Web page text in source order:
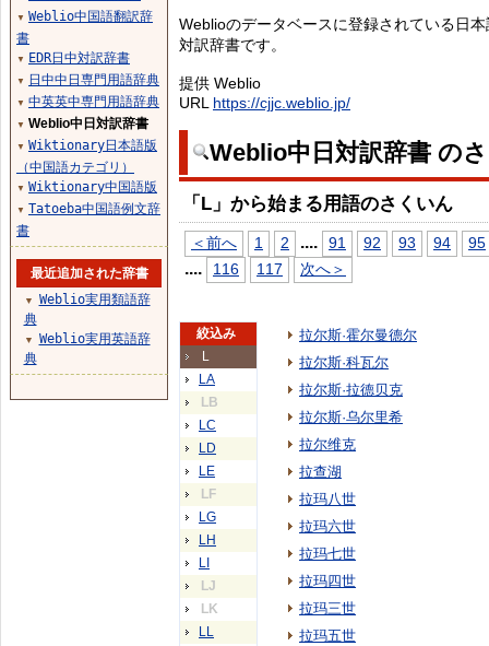
Weblioのデータベースに登録されている日
対訳辞書です。
提供 Weblio
URL https://cjjc.weblio.jp/
Weblio中日対訳辞書 の
「L」から始まる用語のさくいん
＜前へ 1 2 .... 91 92 93 94 95
.... 116 117 次へ＞
絞込み
L
LA
LB
LC
LD
LE
LF
LG
LH
LI
LJ
LK
LL
拉尔斯·霍尔曼德尔
拉尔斯·科瓦尔
拉尔斯·拉德贝克
拉尔斯·乌尔里希
拉尔维克
拉查湖
拉玛八世
拉玛六世
拉玛七世
拉玛四世
拉玛三世
拉玛五世
▼ Weblio中国語翻訳辞
書
▼ EDR日中対訳辞書
▼ 日中中日専門用語辞典
▼ 中英英中専門用語辞典
▼ Weblio中日対訳辞書
▼ Wiktionary日本語版
（中国語カテゴリ）
▼ Wiktionary中国語版
▼ Tatoeba中国語例文辞
書
最近追加された辞書
▼
Weblio実用類語辞
典
▼
Weblio実用英語辞
典